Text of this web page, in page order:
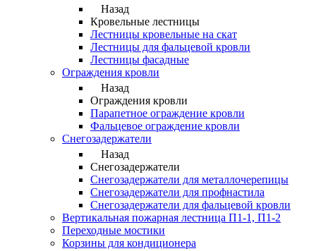
Назад
Кровельные лестницы
Лестницы кровельные на скат
Лестницы для фальцевой кровли
Лестницы фасадные
Ограждения кровли
Назад
Ограждения кровли
Парапетное ограждение кровли
Фальцевое ограждение кровли
Снегозадержатели
Назад
Снегозадержатели
Снегозадержатели для металлочерепицы
Снегозадержатели для профнастила
Снегозадержатели для фальцевой кровли
Вертикальная пожарная лестница П1-1, П1-2
Переходные мостики
Корзины для кондиционера